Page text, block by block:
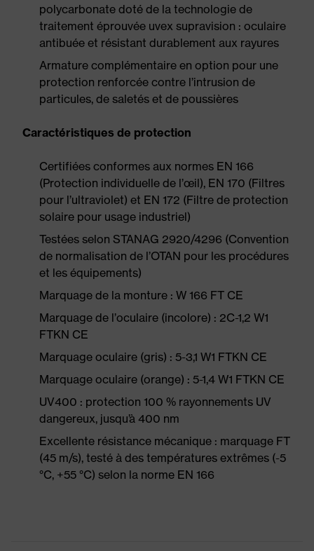
polycarbonate doté de la technologie de
traitement éprouvée uvex supravision : oculaire
antibuée et résistant durablement aux rayures
Armature complémentaire en option pour une
protection renforcée contre l’intrusion de
particules, de saletés et de poussières
Caractéristiques de protection
Certifiées conformes aux normes EN 166
(Protection individuelle de l’œil), EN 170 (Filtres
pour l’ultraviolet) et EN 172 (Filtre de protection
solaire pour usage industriel)
Testées selon STANAG 2920/4296 (Convention
de normalisation de l’OTAN pour les procédures
et les équipements)
Marquage de la monture : W 166 FT CE
Marquage de l’oculaire (incolore) : 2C-1,2 W1
FTKN CE
Marquage oculaire (gris) : 5-3,1 W1 FTKN CE
Marquage oculaire (orange) : 5-1,4 W1 FTKN CE
UV400 : protection 100 % rayonnements UV
dangereux, jusqu’à 400 nm
Excellente résistance mécanique : marquage FT
(45 m/s), testé à des températures extrêmes (-5
°C, +55 °C) selon la norme EN 166